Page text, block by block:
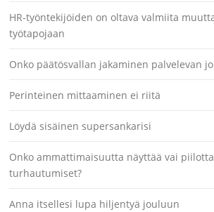
HR-työntekijöiden on oltava valmiita
työtapojaan
Onko päätösvallan jakaminen palvelevan
Perinteinen mittaaminen ei riitä
Löydä sisäinen supersankarisi
Onko ammattimaisuutta näyttää vai
turhautumiset?
Anna itsellesi lupa hiljentyä jouluun